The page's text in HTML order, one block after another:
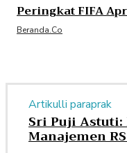
Peringkat FIFA
Beranda.co
Artikulli paraprak
Sri Puji Astuti:
Manajemen